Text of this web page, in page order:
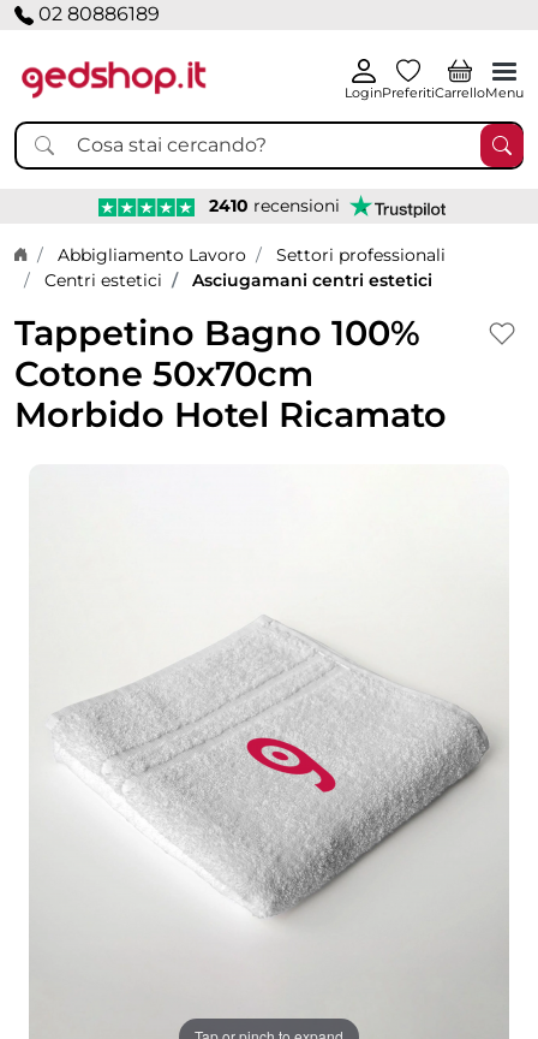
02 80886189
LoginPreferitiCarrelloMenu
2410 recensioni
Home page
Abbigliamento Lavoro
Settori professionali
Centri estetici
Asciugamani centri estetici
Tappetino Bagno 100%
Cotone 50x70cm
Morbido Hotel Ricamato